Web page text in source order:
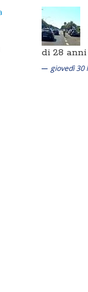
di 28 anni
giovedì 30